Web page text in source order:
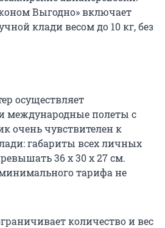
Выгодно» включает
клади весом до 10 кг, без
осуществляет
международные полеты с
очень чувствителен к
габариты всех личных
36 x 30 x 27 см.
тарифа не
количество и вес